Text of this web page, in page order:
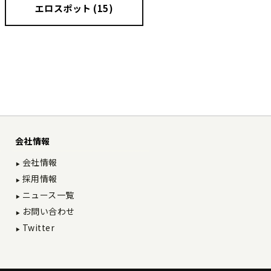
エロスポット (15)
会社情報
会社情報
採用情報
ニュース一覧
お問い合わせ
Twitter